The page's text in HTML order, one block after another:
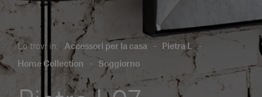
Shop the Look
Storie di Design
Chi siamo
Vieni a trovarci
Lo trovi in: Accessori per la casa - Pietra L -
Home Collection - Soggiorno